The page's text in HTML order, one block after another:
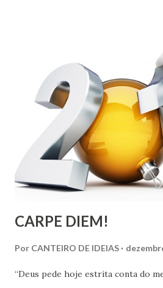
nada tentar o recomeço de tudo
crescer. Vencer pelo trabalho, pela
maior de construir. É o momento
Colocá-las em dia com o
o que a vida nos oferece a título de
cercados de tecnologia de ponta.
tempo capazes de aportar o
Saudar o Novo Ano com esperança e
CARPE DIEM!
Por CANTEIRO DE IDEIAS
“Deus pede hoje estrita conta do